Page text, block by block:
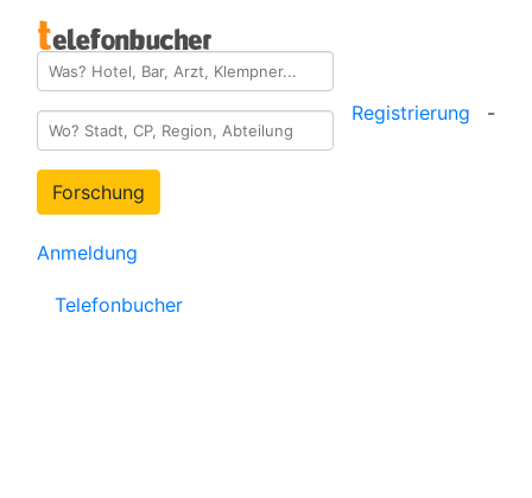
Forschung
Registrierung -
Anmeldung
Telefonbucher